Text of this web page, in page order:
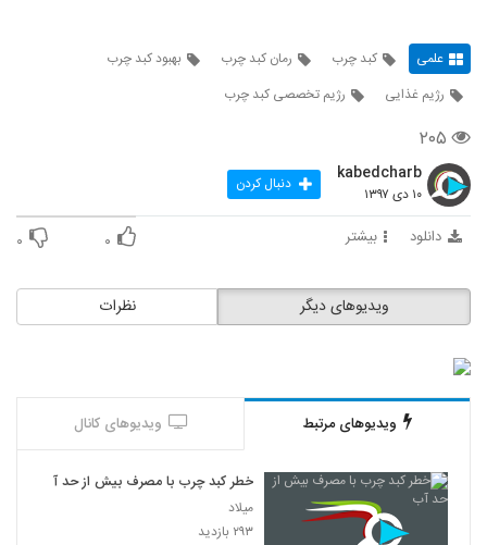
علمی کبد چرب رمان کبد چرب
بهبود کبد چرب
رژیم غذایی
رژیم تخصصی کبد چرب
۲۰۵
kabedcharb
۱۰ دی ۱۳۹۷ دنبال کردن
دانلود بیشتر ۰ ۰
نظرات ویدیوهای دیگر
ویدیوهای مرتبط ویدیوهای کانال
خطر کبد چرب با مصرف بیش از حد آب
میلاد
۲۹۳ بازدید